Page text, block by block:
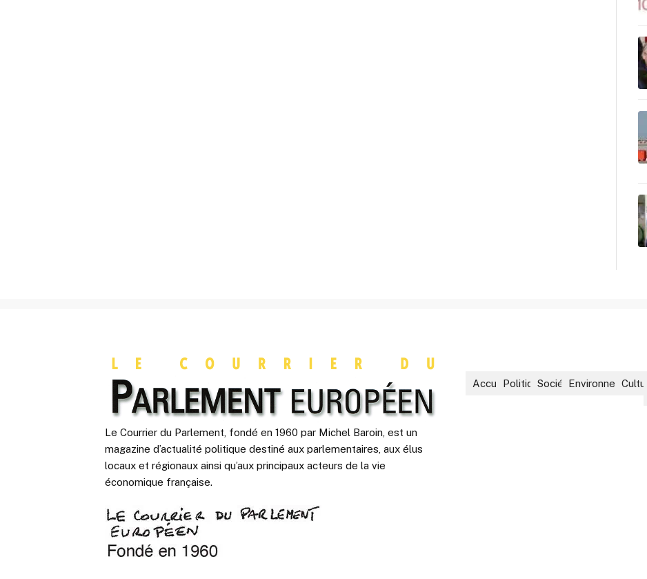
Le Courrier du Parlement, fondé en 1960 par Michel Baroin, est un
magazine d’actualité politique destiné aux parlementaires, aux élus
locaux et régionaux ainsi qu’aux principaux acteurs de la vie
économique française.
AccueilPolitiqueSociétéEnvironnement